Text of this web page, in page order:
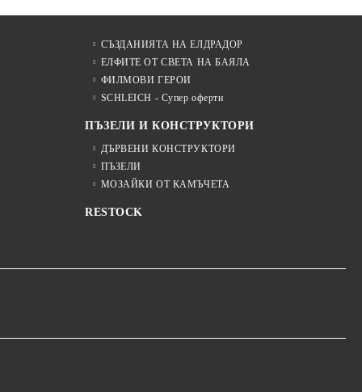
СЪЗДАНИЯТА НА ЕЛДРАДОР
ЕЛФИТЕ ОТ СВЕТА НА БАЯЛА
ФИЛМОВИ ГЕРОИ
SCHLEICH - Супер оферти
ПЪЗЕЛИ И КОНСТРУКТОРИ
ДЪРВЕНИ КОНСТРУКТОРИ
ПЪЗЕЛИ
МОЗАЙКИ ОТ КАМЪЧЕТА
RESTOCK